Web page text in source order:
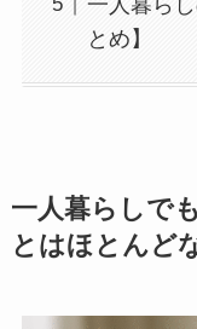
とめ】
一人暮らしで
とはほとんど